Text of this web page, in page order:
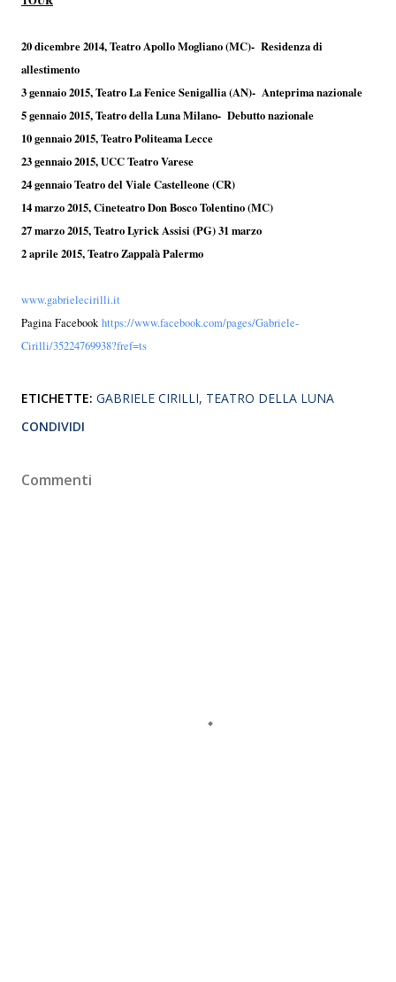
20 dicembre 2014, Teatro Apollo Mogliano (MC)- Residenza di
allestimento
3 gennaio 2015, Teatro La Fenice Senigallia (AN)- Anteprima nazionale
5 gennaio 2015, Teatro della Luna Milano- Debutto nazionale
10 gennaio 2015, Teatro Politeama Lecce
23 gennaio 2015, UCC Teatro Varese
24 gennaio Teatro del Viale Castelleone (CR)
14 marzo 2015, Cineteatro Don Bosco Tolentino (MC)
27 marzo 2015, Teatro Lyrick Assisi (PG) 31 marzo
2 aprile 2015, Teatro Zappalà Palermo
www.gabrielecirilli.it
Pagina Facebook https://www.facebook.com/pages/Gabriele-
Cirilli/35224769938?fref=ts
ETICHETTE: GABRIELE CIRILLI TEATRO DELLA LUNA
CONDIVIDI
Commenti